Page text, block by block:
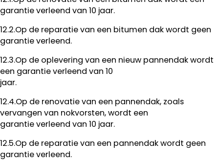
garantie verleend van 10 jaar.
12.2.Op de reparatie van een bitumen dak wordt geen
garantie verleend.
12.3.Op de oplevering van een nieuw pannendak wordt
een garantie verleend van 10
jaar.
12.4.Op de renovatie van een pannendak, zoals
vervangen van nokvorsten, wordt een
garantie verleend van 10 jaar.
12.5.Op de reparatie van een pannendak wordt geen
garantie verleend.